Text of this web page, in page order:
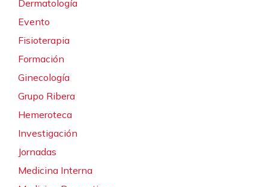
Dermatología
Evento
Fisioterapia
Formación
Ginecología
Grupo Ribera
Hemeroteca
Investigación
Jornadas
Medicina Interna